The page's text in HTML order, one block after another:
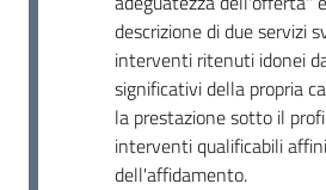
descrizione di due servizi
interventi ritenuti idonei
significativi della propria
la prestazione sotto il
interventi qualificabili
dell'affidamento.